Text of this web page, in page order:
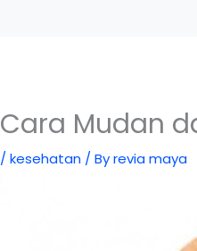
Cara Mudan
/kesehatan / Byrevia maya